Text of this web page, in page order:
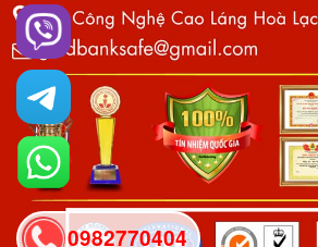
0982770404